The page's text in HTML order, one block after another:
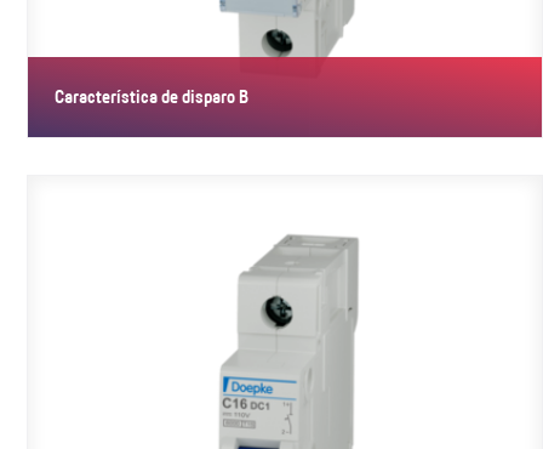
Característica de disparo B
Con la característica de disparo B, los interruptores garantizan